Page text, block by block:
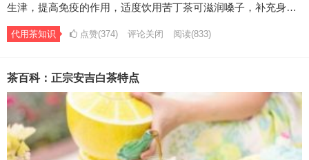
生津，提高免疫的作用，适度饮用苦丁茶可滋润嗓子，补充身…
代用茶知识 点赞(374) 评论关闭 阅读(833)
茶百科：正宗安吉白茶特点